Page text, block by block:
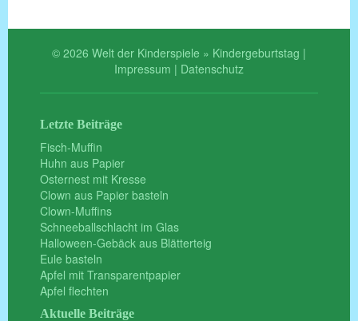
© 2026 Welt der Kinderspiele » Kindergeburtstag |
Impressum | Datenschutz
Letzte Beiträge
Fisch-Muffin
Huhn aus Papier
Osternest mit Kresse
Clown aus Papier basteln
Clown-Muffins
Schneeballschlacht im Glas
Halloween-Gebäck aus Blätterteig
Eule basteln
Apfel mit Transparentpapier
Apfel flechten
Aktuelle Beiträge